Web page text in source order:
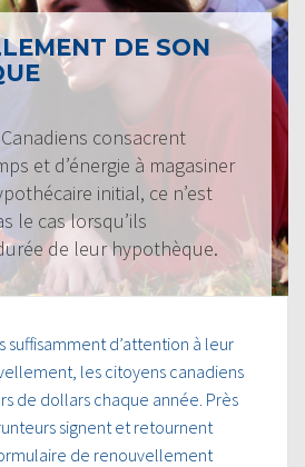
DE SON
consacrent
et d’énergie à magasiner
initial, ce n’est
le cas lorsqu’ils
de leur hypothèque.
suffisamment d’attention à leur
les citoyens canadiens
de dollars chaque année. Près
signent et retournent
de renouvellement